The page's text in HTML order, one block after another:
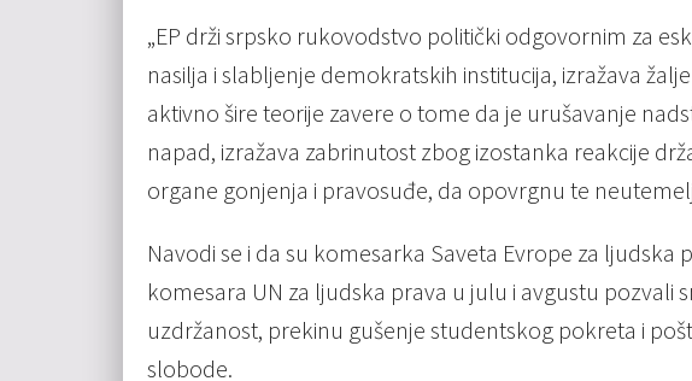
„EP drži srpsko rukovodstvo politički odgovornim za
nasilja i slabljenje demokratskih institucija, izražava
aktivno šire teorije zavere o tome da je urušavanje
napad, izražava zabrinutost zbog izostanka reakcije
organe gonjenja i pravosuđe, da opovrgnu te
Navodi se i da su komesarka Saveta Evrope za ljudska
komesara UN za ljudska prava u julu i avgustu pozvali
uzdržanost, prekinu gušenje studentskog pokreta i
slobode.